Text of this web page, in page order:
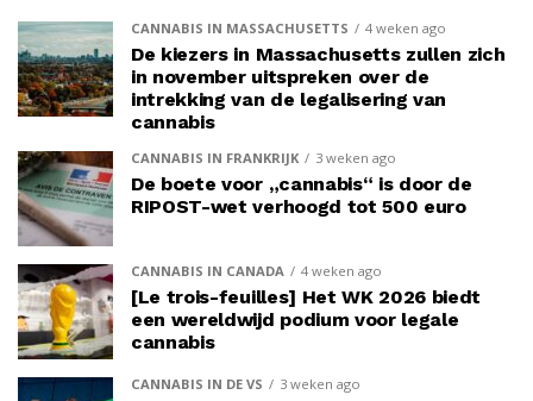
CANNABIS IN MASSACHUSETTS 4 weken ago
De kiezers in Massachusetts zullen zich
in november uitspreken over de
intrekking van de legalisering van
cannabis
CANNABIS IN FRANKRIJK 3 weken ago
De boete voor „cannabis“ is door de
RIPOST-wet verhoogd tot 500 euro
CANNABIS IN CANADA 4 weken ago
[Le trois-feuilles] Het WK 2026 biedt
een wereldwijd podium voor legale
cannabis
CANNABIS IN DE VS 3 weken ago